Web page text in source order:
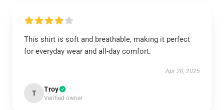
This shirt is soft and breathable, making it perfect
for everyday wear and all-day comfort.
Apr 20, 2025
T Troy
Verified owner